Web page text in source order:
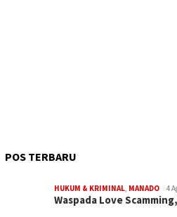
POS TERBARU
HUKUM & KRIMINAL, MANADO 4
Waspada Love